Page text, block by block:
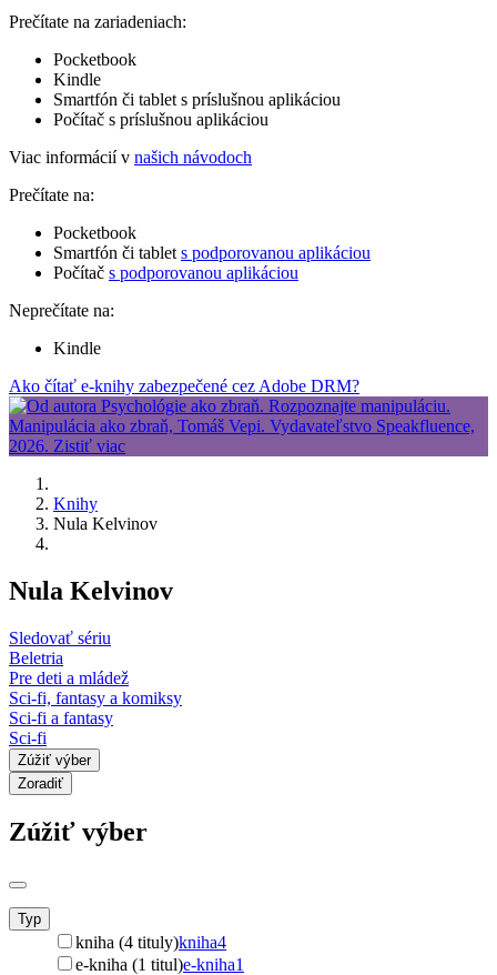
Prečítate na zariadeniach:
Pocketbook
Kindle
Smartfón či tablet s príslušnou aplikáciou
Počítač s príslušnou aplikáciou
Viac informácií v našich návodoch
Prečítate na:
Pocketbook
Smartfón či tablet s podporovanou aplikáciou
Počítač s podporovanou aplikáciou
Neprečítate na:
Kindle
Ako čítať e-knihy zabezpečené cez Adobe DRM?
Knihy
Nula Kelvinov
Nula Kelvinov
Sledovať sériu
Beletria
Pre deti a mládež
Sci-fi, fantasy a komiksy
Sci-fi a fantasy
Sci-fi
Zúžiť výber
Zoradiť
Zúžiť výber
Typ
kniha (4 tituly)kniha4
e-kniha (1 titul)e-kniha1